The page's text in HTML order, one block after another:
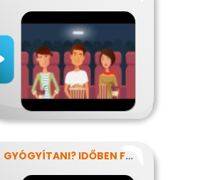
GYÓGYÍTANI? IDŐBEN FELISMERNI!